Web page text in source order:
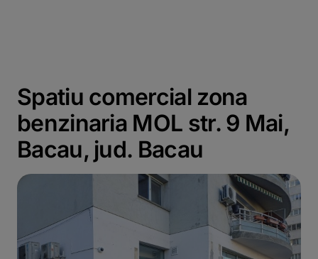
Spatiu comercial zona
benzinaria MOL str. 9 Mai,
Bacau, jud. Bacau